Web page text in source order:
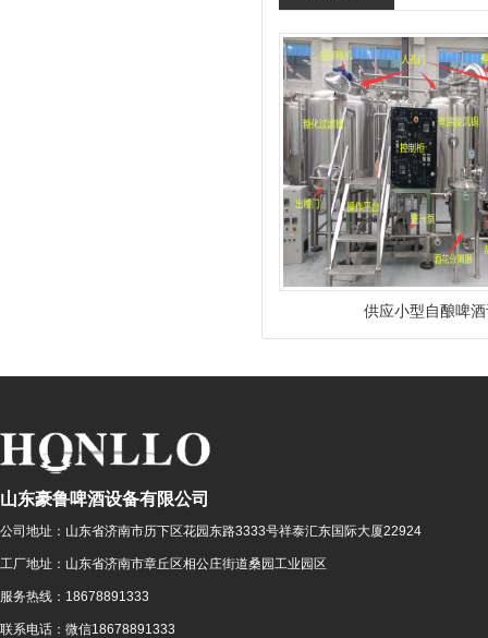
供应小型自酿啤
山东豪鲁啤酒设备有限公司
公司地址： 山东省济南市历下区花园东路3333号祥泰汇东国际大厦22924
工厂地址： 山东省济南市章丘区相公庄街道桑园工业园区
服务热线： 18678891333
联系电话： 微信18678891333